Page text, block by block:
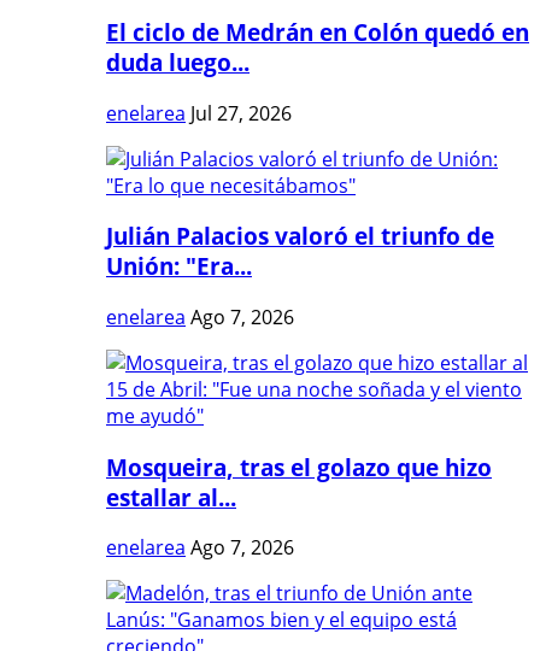
El ciclo de Medrán en Colón quedó en
duda luego...
enelarea Jul 27, 2026
Julián Palacios valoró el triunfo de
Unión: "Era...
enelarea Ago 7, 2026
Mosqueira, tras el golazo que hizo
estallar al...
enelarea Ago 7, 2026